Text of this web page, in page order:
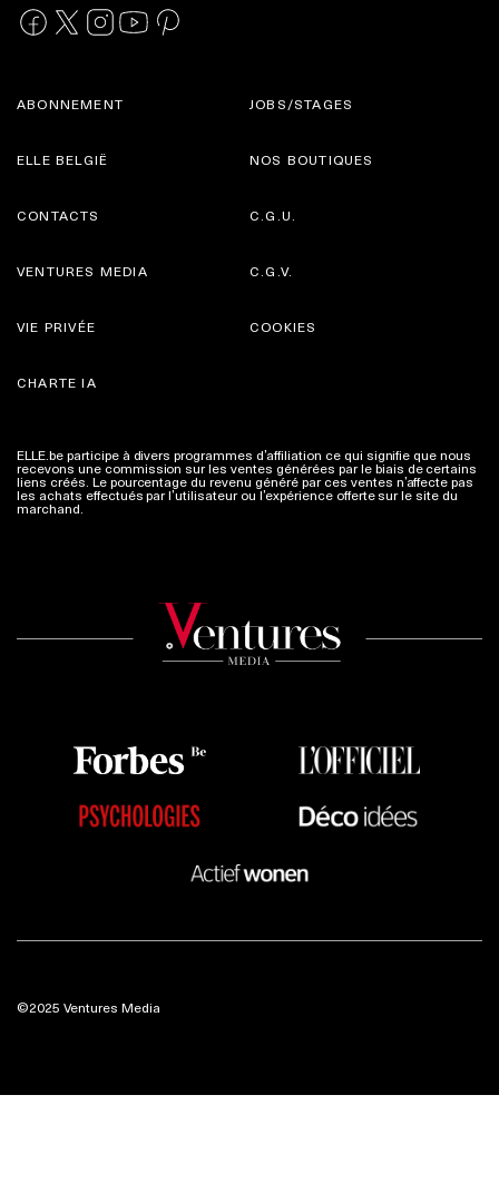
ABONNEMENT
ELLE BELGIË
JOBS/STAGES
NOS BOUTIQUES
CONTACTS
VENTURES MEDIA
C.G.U.
C.G.V.
VIE PRIVÉE
CHARTE IA
COOKIES
ELLE.be participe à divers programmes d’affiliation ce qui signifie que nous
recevons une commission sur les ventes générées par le biais de certains
liens créés. Le pourcentage du revenu généré par ces ventes n’affecte pas
les achats effectués par l’utilisateur ou l’expérience offerte sur le site du
marchand. Plus d'infos
©2025 Ventures Media